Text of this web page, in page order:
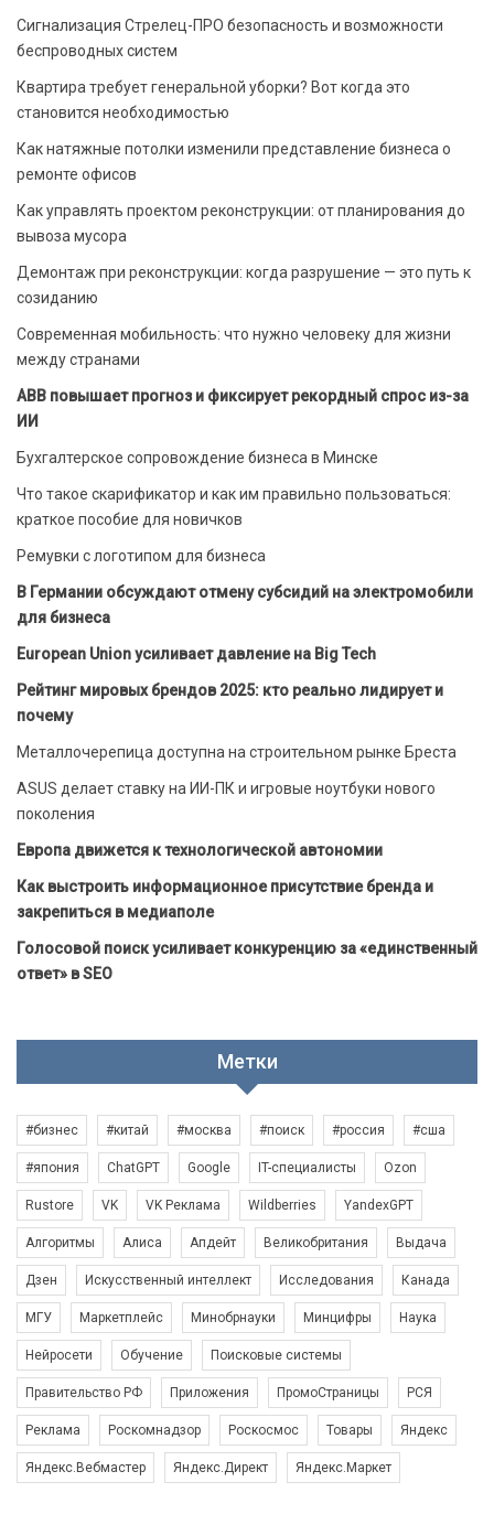
Сигнализация Стрелец-ПРО безопасность и возможности
беспроводных систем
Квартира требует генеральной уборки? Вот когда это
становится необходимостью
Как натяжные потолки изменили представление бизнеса о
ремонте офисов
Как управлять проектом реконструкции: от планирования до
вывоза мусора
Демонтаж при реконструкции: когда разрушение — это путь к
созиданию
Современная мобильность: что нужно человеку для жизни
между странами
ABB повышает прогноз и фиксирует рекордный спрос из-за
ИИ
Бухгалтерское сопровождение бизнеса в Минске
Что такое скарификатор и как им правильно пользоваться:
краткое пособие для новичков
Ремувки с логотипом для бизнеса
В Германии обсуждают отмену субсидий на электромобили
для бизнеса
European Union усиливает давление на Big Tech
Рейтинг мировых брендов 2025: кто реально лидирует и
почему
Металлочерепица доступна на строительном рынке Бреста
ASUS делает ставку на ИИ-ПК и игровые ноутбуки нового
поколения
Европа движется к технологической автономии
Как выстроить информационное присутствие бренда и
закрепиться в медиаполе
Голосовой поиск усиливает конкуренцию за «единственный
ответ» в SEO
Метки
#бизнес #китай #москва #поиск #россия #сша
#япония ChatGPT Google IT-специалисты Ozon
Rustore VK VK Реклама Wildberries YandexGPT
Алгоритмы Алиса Апдейт Великобритания Выдача
Дзен Искусственный интеллект Исследования Канада
МГУ Маркетплейс Минобрнауки Минцифры Наука
Нейросети Обучение Поисковые системы
Правительство РФ Приложения ПромоСтраницы РСЯ
Реклама Роскомнадзор Роскосмос Товары Яндекс
Яндекс.Вебмастер Яндекс.Директ Яндекс.Маркет